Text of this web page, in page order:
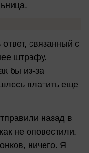
связанный с
штрафу.
бы из-за
платить еще
назад в
не оповестили.
ничего. Я